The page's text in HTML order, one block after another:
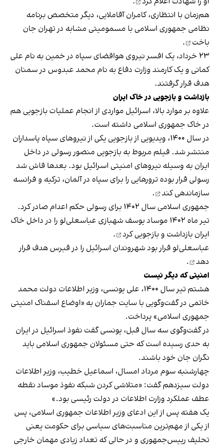
هم‌زمان با انتظاری، کامران آقاملایی، دیگر متخصص برنامه
نظامی جمهوری اسلامی با مسمومیتی مشابه در تهران جان
باخت
.
۲۳ خرداد، یک افسر نیروی هوافضای سپاه در خمین به نام علی
کمانی و یک کارمند وزارت دفاع به نام محمد عبدوس در سمنان
هدف قرار گرفتند.
بازداشت و بازجویی در خاک ایران
علاوه بر موارد بالا، اسرائیل مواردی از انجام عملیات بازجویی هم
در خاک جمهوری اسلامی داشته است.
در سال ۱۴۰۰، ویدیویی از بازجویی یکی از نیروهای سپاه پاسداران
منتشر شد. فیلم مربوط به بازجویی منصور رسولی در داخل
ایران به وسیله نیروهای امنیتی اسرائیل بود. بعدها فاش شد
رسولی قرار بوده ترورهایی را برای سپاه در آلمان، ترکیه و فرانسه
سازماندهی کند
.
جمهوری اسلامی سال ۱۴۰۲ برای رسولی حکم اعدام صادر کرد.
تیر ماه ۱۴۰۲ موساد یوسف شهبازی عباسعلی‌لو را در داخل خاک
ایران بازداشت وبازجویی کرد
.
عباسعلی‌لو قرار بود شهروندان اسرائیل را در قبرس هدف قرار
دهد
.
امنیتی که دیگر نیست
هشتم تیر سال ۱۴۰۰، علی یونسی، وزیر اطلاعات دولت محمد
خاتمی در گفت‌وگویی با سایت جماران به «اوضاع اسفناک امنیتی
جمهوری اسلامی» پرداخت.
در گفت‌وگوی سه سال قبل، یونسی گفت نفوذ اسرائیل در ایران
به حدی رسیده است که حتی مسئولان جمهوری اسلامی باید
نگران جان خود باشند.
چهارشنبه سوم مرداد امسال، اسماعیل خطیب، وزیر اطلاعات
دولت سیزدهم گفت: «متلاشی کردن شبکه نفوذ موساد نقطه
عطف عملکرد وزارت اطلاعات در دولت رئیسی بود.»
یک هفته پس از این ادعای وزیر اطلاعات جمهوری اسلامی، پس
از یکی از مهم‌ترین مناسبت‌های سیاسی برای حکومت یعنی
تحلیف رییس‌جمهوری و در حالی که تعداد زیادی مهمان خارجی